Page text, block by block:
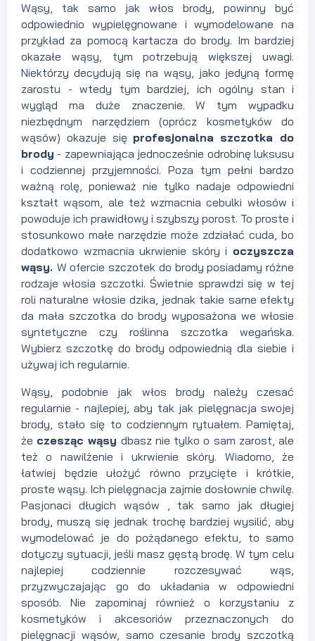
Wąsy, tak samo jak włos brody, powinny być
odpowiednio wypielęgnowane i wymodelowane na
przykład za pomocą kartacza do brody. Im bardziej
okazałe wąsy, tym potrzebują większej uwagi.
Niektórzy decydują się na wąsy, jako jedyną formę
zarostu - wtedy tym bardziej, ich ogólny stan i
wygląd ma duże znaczenie. W tym wypadku
niezbędnym narzędziem (oprócz kosmetyków do
wąsów) okazuje się profesjonalna szczotka do
brody - zapewniająca jednocześnie odrobinę luksusu
i codziennej przyjemności. Poza tym pełni bardzo
ważną rolę, ponieważ nie tylko nadaje odpowiedni
kształt wąsom, ale też wzmacnia cebulki włosów i
powoduje ich prawidłowy i szybszy porost. To proste i
stosunkowo małe narzędzie może zdziałać cuda, bo
dodatkowo wzmacnia ukrwienie skóry i oczyszcza
wąsy. W ofercie szczotek do brody posiadamy różne
rodzaje włosia szczotki. Świetnie sprawdzi się w tej
roli naturalne włosie dzika, jednak takie same efekty
da mała szczotka do brody wyposażona we włosie
syntetyczne czy roślinna szczotka wegańska.
Wybierz szczotkę do brody odpowiednią dla siebie i
używaj ich regularnie.
Wąsy, podobnie jak włos brody należy czesać
regularnie - najlepiej, aby tak jak pielęgnacja swojej
brody, stało się to codziennym rytuałem. Pamiętaj,
że czesząc wąsy dbasz nie tylko o sam zarost, ale
też o nawilżenie i ukrwienie skóry. Wiadomo, że
łatwiej będzie ułożyć równo przycięte i krótkie,
proste wąsy. Ich pielęgnacja zajmie dosłownie chwilę.
Pasjonaci długich wąsów , tak samo jak długiej
brody, muszą się jednak trochę bardziej wysilić, aby
wymodelować je do pożądanego efektu, to samo
dotyczy sytuacji, jeśli masz gęstą brodę. W tym celu
najlepiej codziennie rozczesywać wąs,
przyzwyczajając go do układania w odpowiedni
sposób. Nie zapominaj również o korzystaniu z
kosmetyków i akcesoriów przeznaczonych do
pielęgnacji wąsów, samo czesanie brody szczotką